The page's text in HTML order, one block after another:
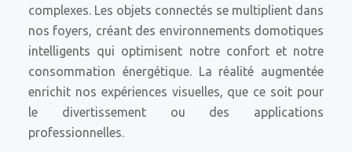
complexes. Les objets connectés se multiplient dans
nos foyers, créant des environnements domotiques
intelligents qui optimisent notre confort et notre
consommation énergétique. La réalité augmentée
enrichit nos expériences visuelles, que ce soit pour
le divertissement ou des applications
professionnelles.